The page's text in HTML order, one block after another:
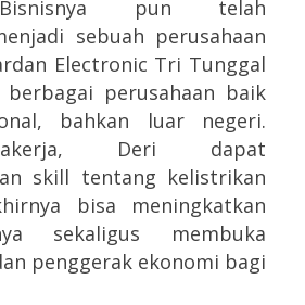
pun telah
sebuah perusahaan
Electronic Tri Tunggal
berbagai perusahaan baik
bahkan luar negeri.
Deri dapat
skill tentang kelistrikan
bisa meningkatkan
sekaligus membuka
penggerak ekonomi bagi